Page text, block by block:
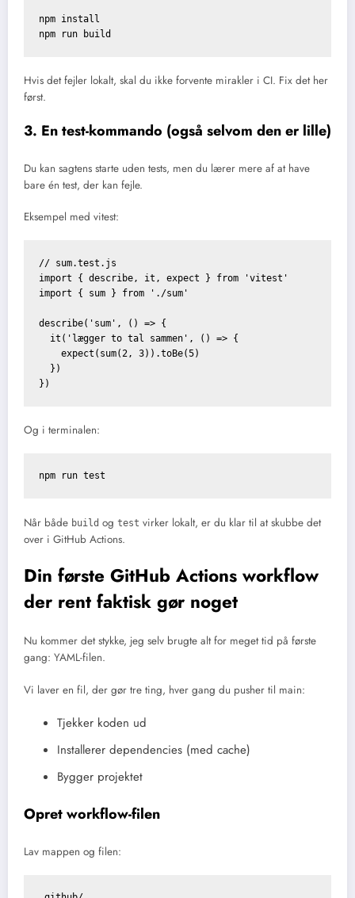
npm install
Hvis det fejler lokalt, skal du ikke forvente mirakler i CI. Fix det her
først.
3. En test-kommando (også selvom den er lille)
Du kan sagtens starte uden tests, men du lærer mere af at have
bare én test, der kan fejle.
Eksempel med vitest:
// sum.test.js
import { describe, it, expect } from 'vitest'
import { sum } from './sum'
describe('sum', () => {
  it('lægger to tal sammen', () => {
    expect(sum(2, 3)).toBe(5)
  })
Og i terminalen:
Når både build og test virker lokalt, er du klar til at skubbe det
over i GitHub Actions.
Din første GitHub Actions workflow
der rent faktisk gør noget
Nu kommer det stykke, jeg selv brugte alt for meget tid på første
gang: YAML-filen.
Vi laver en fil, der gør tre ting, hver gang du pusher til main:
Tjekker koden ud
Installerer dependencies (med cache)
Bygger projektet
Opret workflow-filen
Lav mappen og filen: